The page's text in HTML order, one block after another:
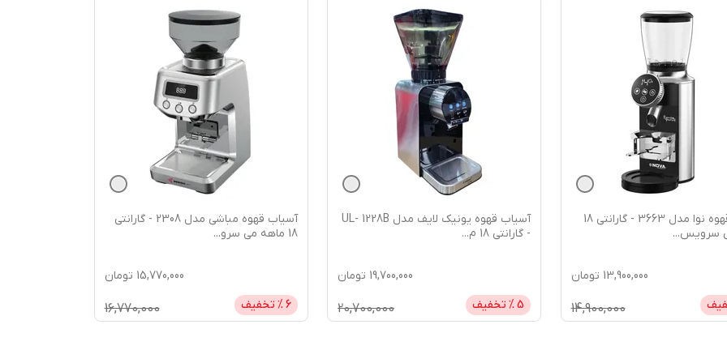
آسیاب قهوه نوا مدل 3663 - گارانتی 18
سرویس...
13,900,000 تومان
14,900,000
آسیاب قهوه یونیک لایف مدل UL- 1228B
- گارانتی 18 م
...
19,700,000 تومان
5% تخفیف 20,700,000
آسیاب قهوه مباشی مدل 2308 - گارانتی
18 ماهه می سرو
...
15,770,000 تومان
6% تخفیف 16,770,000